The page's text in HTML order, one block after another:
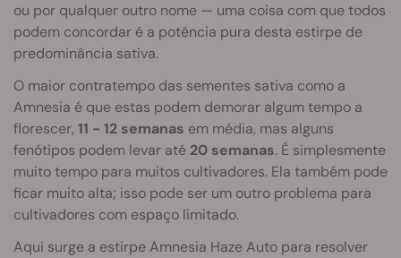
ou por qualquer outro nome — uma coisa com que todos
podem concordar é a potência pura desta estirpe de
predominância sativa.
O maior contratempo das sementes sativa como a
Amnesia é que estas podem demorar algum tempo a
florescer, 11 - 12 semanas em média, mas alguns
fenótipos podem levar até 20 semanas. É simplesmente
muito tempo para muitos cultivadores. Ela também pode
ficar muito alta; isso pode ser um outro problema para
cultivadores com espaço limitado.
Aqui surge a estirpe Amnesia Haze Auto para resolver